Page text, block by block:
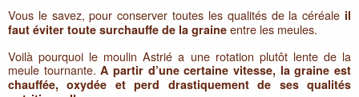
Vous le savez, pour conserver toutes les qualités de la céréale il
faut éviter toute surchauffe de la graine entre les meules.
Voilà pourquoi le moulin Astrié a une rotation plutôt lente de la
meule tournante.A partir d’une certaine vitesse, la graine est
chauffée, oxydée et perd drastiquement de ses qualités